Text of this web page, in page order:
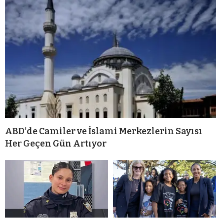
ABD’de Camiler ve İslami Merkezlerin Sayısı
Her Geçen Gün Artıyor